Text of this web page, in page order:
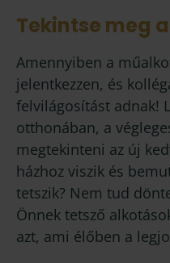
Tekintse meg
Amennyiben a
jelentkezzen, és
felvilágosítást adnak!
otthonában, a
megtekinteni az új
házhoz viszik és
tetszik? Nem tud
Önnek tetsző
azt, ami élőben a